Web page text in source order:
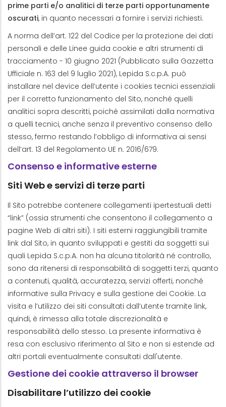
prime parti e/o analitici di terze parti opportunamente
oscurati, in quanto necessari a fornire i servizi richiesti.
A norma dell’art. 122 del Codice per la protezione dei dati
personali e delle Linee guida cookie e altri strumenti di
tracciamento - 10 giugno 2021 (Pubblicato sulla Gazzetta
Ufficiale n. 163 del 9 luglio 2021), Lepida S.c.p.A. può
installare nel device dell’utente i cookies tecnici essenziali
per il corretto funzionamento del Sito, nonché quelli
analitici sopra descritti, poiché assimilati dalla normativa
a quelli tecnici, anche senza il preventivo consenso dello
stesso, fermo restando l’obbligo di informativa ai sensi
dell’art. 13 del Regolamento UE n. 2016/679.
Consenso e informative esterne
Siti Web e servizi di terze parti
Il Sito potrebbe contenere collegamenti ipertestuali detti
“link” (ossia strumenti che consentono il collegamento a
pagine Web di altri siti). I siti esterni raggiungibili tramite
link dal Sito, in quanto sviluppati e gestiti da soggetti sui
quali Lepida S.c.p.A. non ha alcuna titolarità né controllo,
sono da ritenersi di responsabilità di soggetti terzi, quanto
a contenuti, qualità, accuratezza, servizi offerti, nonché
informative sulla Privacy e sulla gestione dei Cookie. La
visita e l’utilizzo dei siti consultati dall’utente tramite link,
quindi, è rimessa alla totale discrezionalità e
responsabilità dello stesso. La presente informativa è
resa con esclusivo riferimento al Sito e non si estende ad
altri portali eventualmente consultati dall'utente.
Gestione dei cookie attraverso il browser
Disabilitare l’utilizzo dei cookie